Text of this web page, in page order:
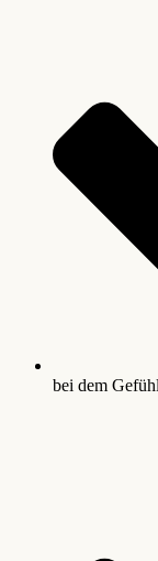
bei dem